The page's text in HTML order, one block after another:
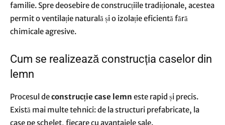
familie. Spre deosebire de construcțiile tradiționale, acestea
permit o ventilație naturală și o izolație eficientă fără
chimicale agresive.
Cum se realizează construcția caselor din
lemn
Procesul deconstrucție case lemn este rapid și precis.
Există mai multe tehnici: de la structuri prefabricate, la
case pe schelet, fiecare cu avantajele sale.